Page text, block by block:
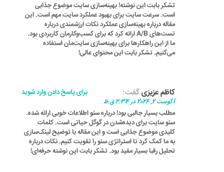
تشکر بابت این نوشته! بهینه‌سازی سایت موضوع جذابی
است. سرعت سایت برای بهبود عملکرد سایت مهم است. این
مقاله درباره بهینه‌سازی عملکرد نکات ارزشمندی درباره
تست‌های A/B ارائه کرد که برای کسب‌وکارمان کاربردی بود.
ما از این راهکارها برای بهینه‌سازی سایت‌مان استفاده
می‌کنیم. تشکر بابت این محتوای عالی!
کاظم عزیزیگفت:
آگوست 2, 2026 در 2:34 ق.ظ
مطلب بسیار جالبی بود! درباره سئو اطلاعات خوبی ارائه شده.
سئو سایت برای دیده‌شدن در گوگل حیاتی است. کلمات
کلیدی موضوع جذابی است و این مقاله با توضیح لینک‌سازی
به ما کمک کرد تا استراتژی سئو را تقویت کنیم. نکات درباره
تحلیل رقبا بسیار مفید بود. تشکر بابت این نوشته حرفه‌ای!
برای پاسخ دادن وارد شوید